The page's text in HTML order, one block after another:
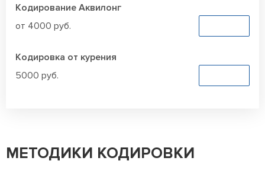
Кодирование Аквилонг
от 4000 руб.
Кодировка от курения
5000 руб.
МЕТОДИКИ КОДИРОВКИ